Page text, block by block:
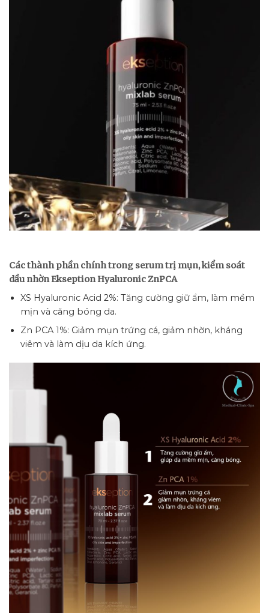
Các thành phần chính trong serum trị mụn, kiểm soát
dầu nhờn Ekseption Hyaluronic ZnPCA
XS Hyaluronic Acid 2%: Tăng cường giữ ẩm, làm mềm
mịn và căng bóng da.
Zn PCA 1%: Giảm mụn trứng cá, giảm nhờn, kháng
viêm và làm dịu da kích ứng.